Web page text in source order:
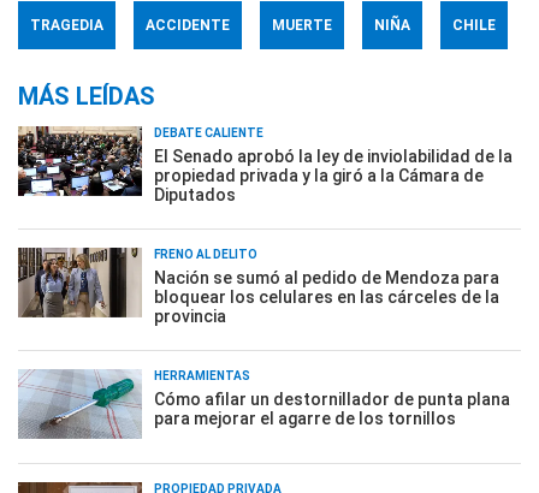
TRAGEDIA ACCIDENTE MUERTE NIÑA CHILE
MÁS LEÍDAS
DEBATE CALIENTE
El Senado aprobó la ley de inviolabilidad de la
propiedad privada y la giró a la Cámara de
Diputados
FRENO AL DELITO
Nación se sumó al pedido de Mendoza para
bloquear los celulares en las cárceles de la
provincia
HERRAMIENTAS
Cómo afilar un destornillador de punta plana
para mejorar el agarre de los tornillos
PROPIEDAD PRIVADA